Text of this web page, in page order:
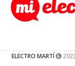
ELECTRO MARTÍ